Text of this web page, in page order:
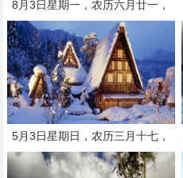
8月3日星期一，农历六月廿一，
工作愉快，平安喜乐
5月3日星期日，农历三月十七，
工作愉快，平安喜乐